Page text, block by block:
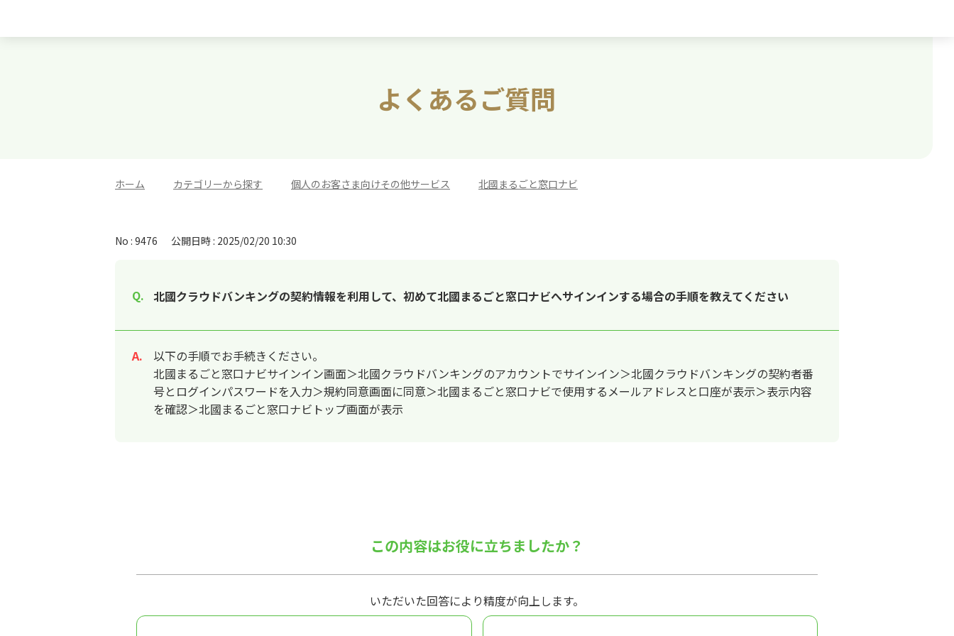
よくあるご質問
ホーム カテゴリーから探す 個人のお客さま向けその他サービス 北國まるごと窓口ナビ
No : 9476 公開日時 : 2025/02/20 10:30
北國クラウドバンキングの契約情報を利用して、初めて北國まるごと窓口ナビへサインインする場合の手順を教えてください
回答
以下の手順でお手続きください。
北國まるごと窓口ナビサインイン画面＞北國クラウドバンキングのアカウントでサインイン＞北國クラウドバンキングの契約者番
号とログインパスワードを入力＞規約同意画面に同意＞北國まるごと窓口ナビで使用するメールアドレスと口座が表示＞表示内容
を確認＞北國まるごと窓口ナビトップ画面が表示
この内容はお役に立ちましたか？
いただいた回答により精度が向上します。